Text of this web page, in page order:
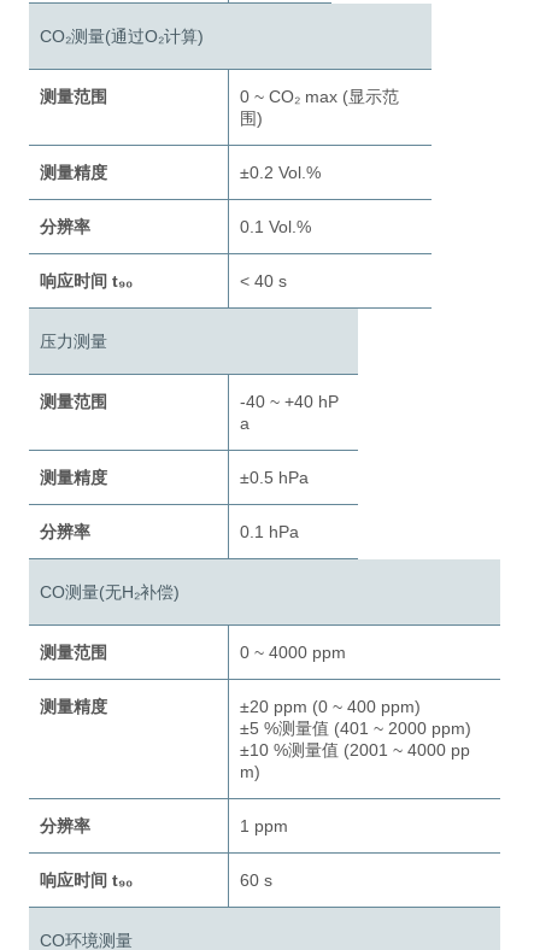
CO₂测量(通过O₂计算)
测量范围
0 ~ CO₂ max (显示范
围)
测量精度 ±0.2 Vol.%
分辨率 0.1 Vol.%
响应时间 t₉₀ < 40 s
压力测量
测量范围
-40 ~ +40 hP
a
测量精度 ±0.5 hPa
分辨率 0.1 hPa
CO测量(无H₂补偿)
测量范围 0 ~ 4000 ppm
测量精度
±20 ppm (0 ~ 400 ppm)
±5 %测量值 (401 ~ 2000 ppm)
±10 %测量值 (2001 ~ 4000 pp
m)
分辨率 1 ppm
响应时间 t₉₀ 60 s
CO环境测量